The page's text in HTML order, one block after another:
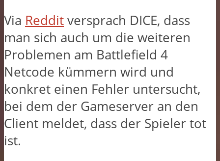
Via Reddit versprach DICE, dass
man sich auch um die weiteren
Problemen am Battlefield 4
Netcode kümmern wird und
konkret einen Fehler untersucht,
bei dem der Gameserver an den
Client meldet, dass der Spieler tot
ist.